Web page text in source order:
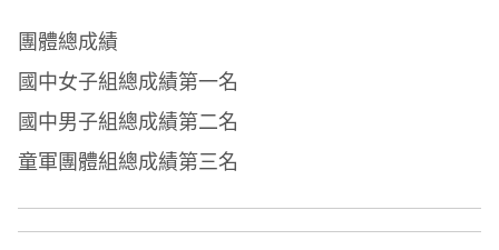
團體總成績
國中女子組總成績第一名
國中男子組總成績第二名
童軍團體組總成績第三名